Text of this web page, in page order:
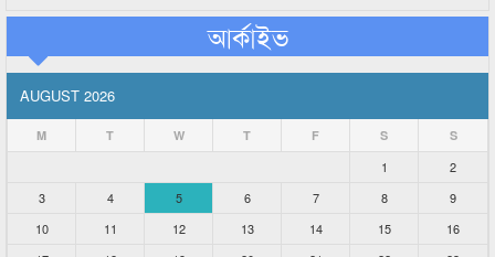
আর্কাইভ
AUGUST 2026
M T W T F S S
1
2
3
4 5 6 7 8
9
10
11 12 13 14 15
16